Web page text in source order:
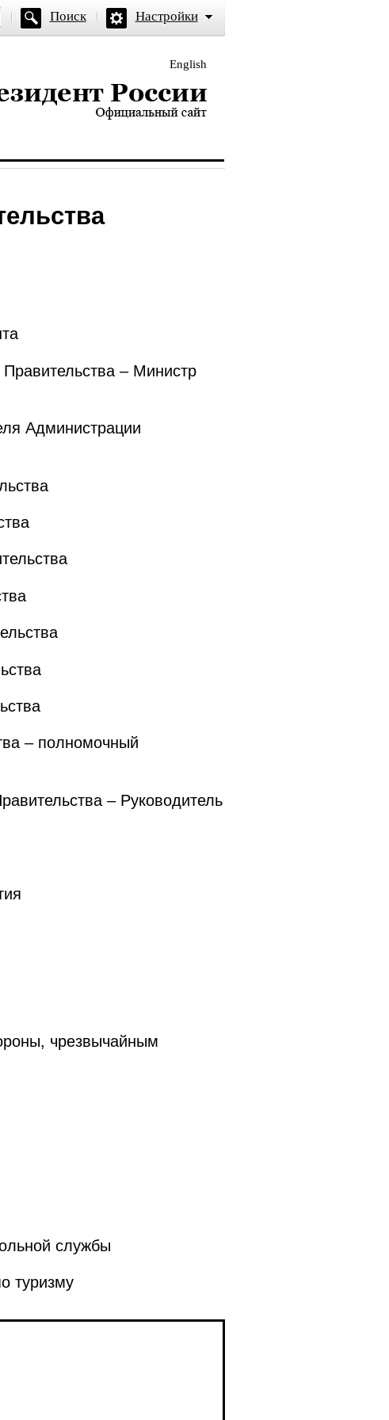
Поиск Настройки
English
— официальный сайт
– Министр
Администрации
– полномочный
– Руководитель
чрезвычайным
службы
туризму